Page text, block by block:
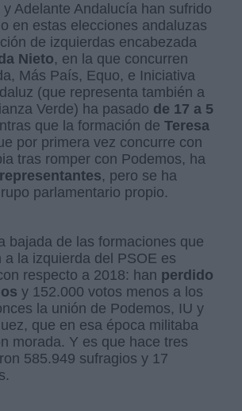
Adelante Andalucía han sufrido
en estas elecciones andaluzas
de izquierdas encabezada
Nieto, en la que concurren
Más País, Equo, e Iniciativa
(que representa también a
Verde) ha pasado de 17 a 5
que la formación deTeresa
por primera vez concurre con
tras romper con Podemos, ha
, pero se ha
parlamentario propio.
bajada de las formaciones que
a la izquierda del PSOE es
respecto a 2018: han perdido
y 152.000 votos menos a los
la unión de Podemos, IU y
que en esa época militaba
morada. Y es que hace tres
585.949 sufragios y 17